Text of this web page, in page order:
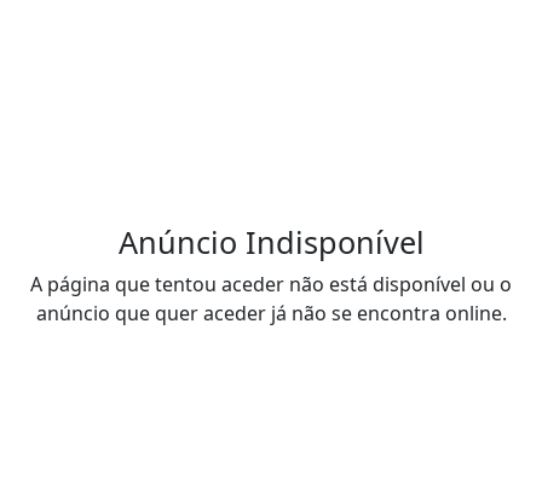
Anúncio Indisponível
A página que tentou aceder não está disponível ou o
anúncio que quer aceder já não se encontra online.